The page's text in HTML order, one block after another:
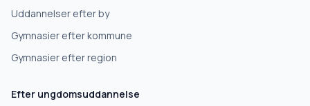
Videregående uddannelse
Uddannelser efter by
Gymnasier efter kommune
Gymnasier efter region
Efter ungdomsuddannelse